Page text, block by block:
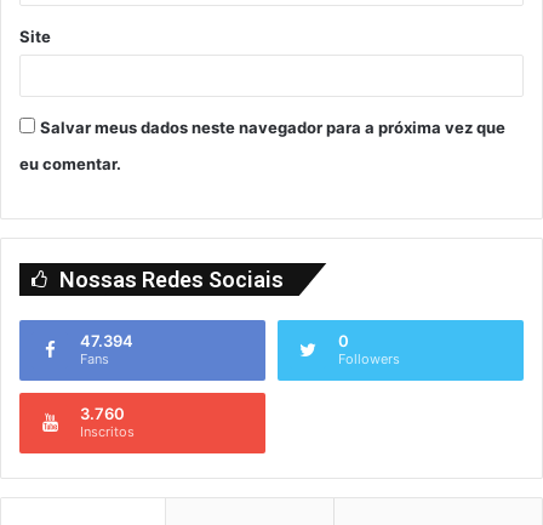
Site
Salvar meus dados neste navegador para a próxima vez que
eu comentar.
Nossas Redes Sociais
47.394
Fans
0
Followers
3.760
Inscritos